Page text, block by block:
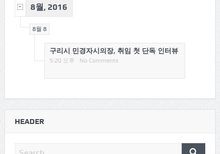
8월, 2016
8월 8
구리시 민경자시의장, 취임 첫 단독 인터뷰
5:20 오후 No Comments
HEADER